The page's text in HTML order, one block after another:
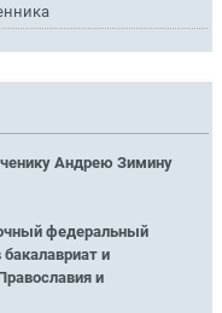
Андрею Зимину
федеральный
и
и